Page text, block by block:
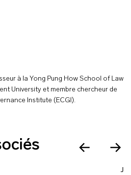
à la Yong Pung How School of Law
University et membre chercheur de
Institute (ECGI).